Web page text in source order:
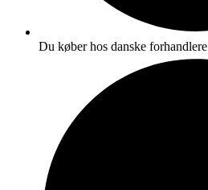
Du køber hos danske forhandlere